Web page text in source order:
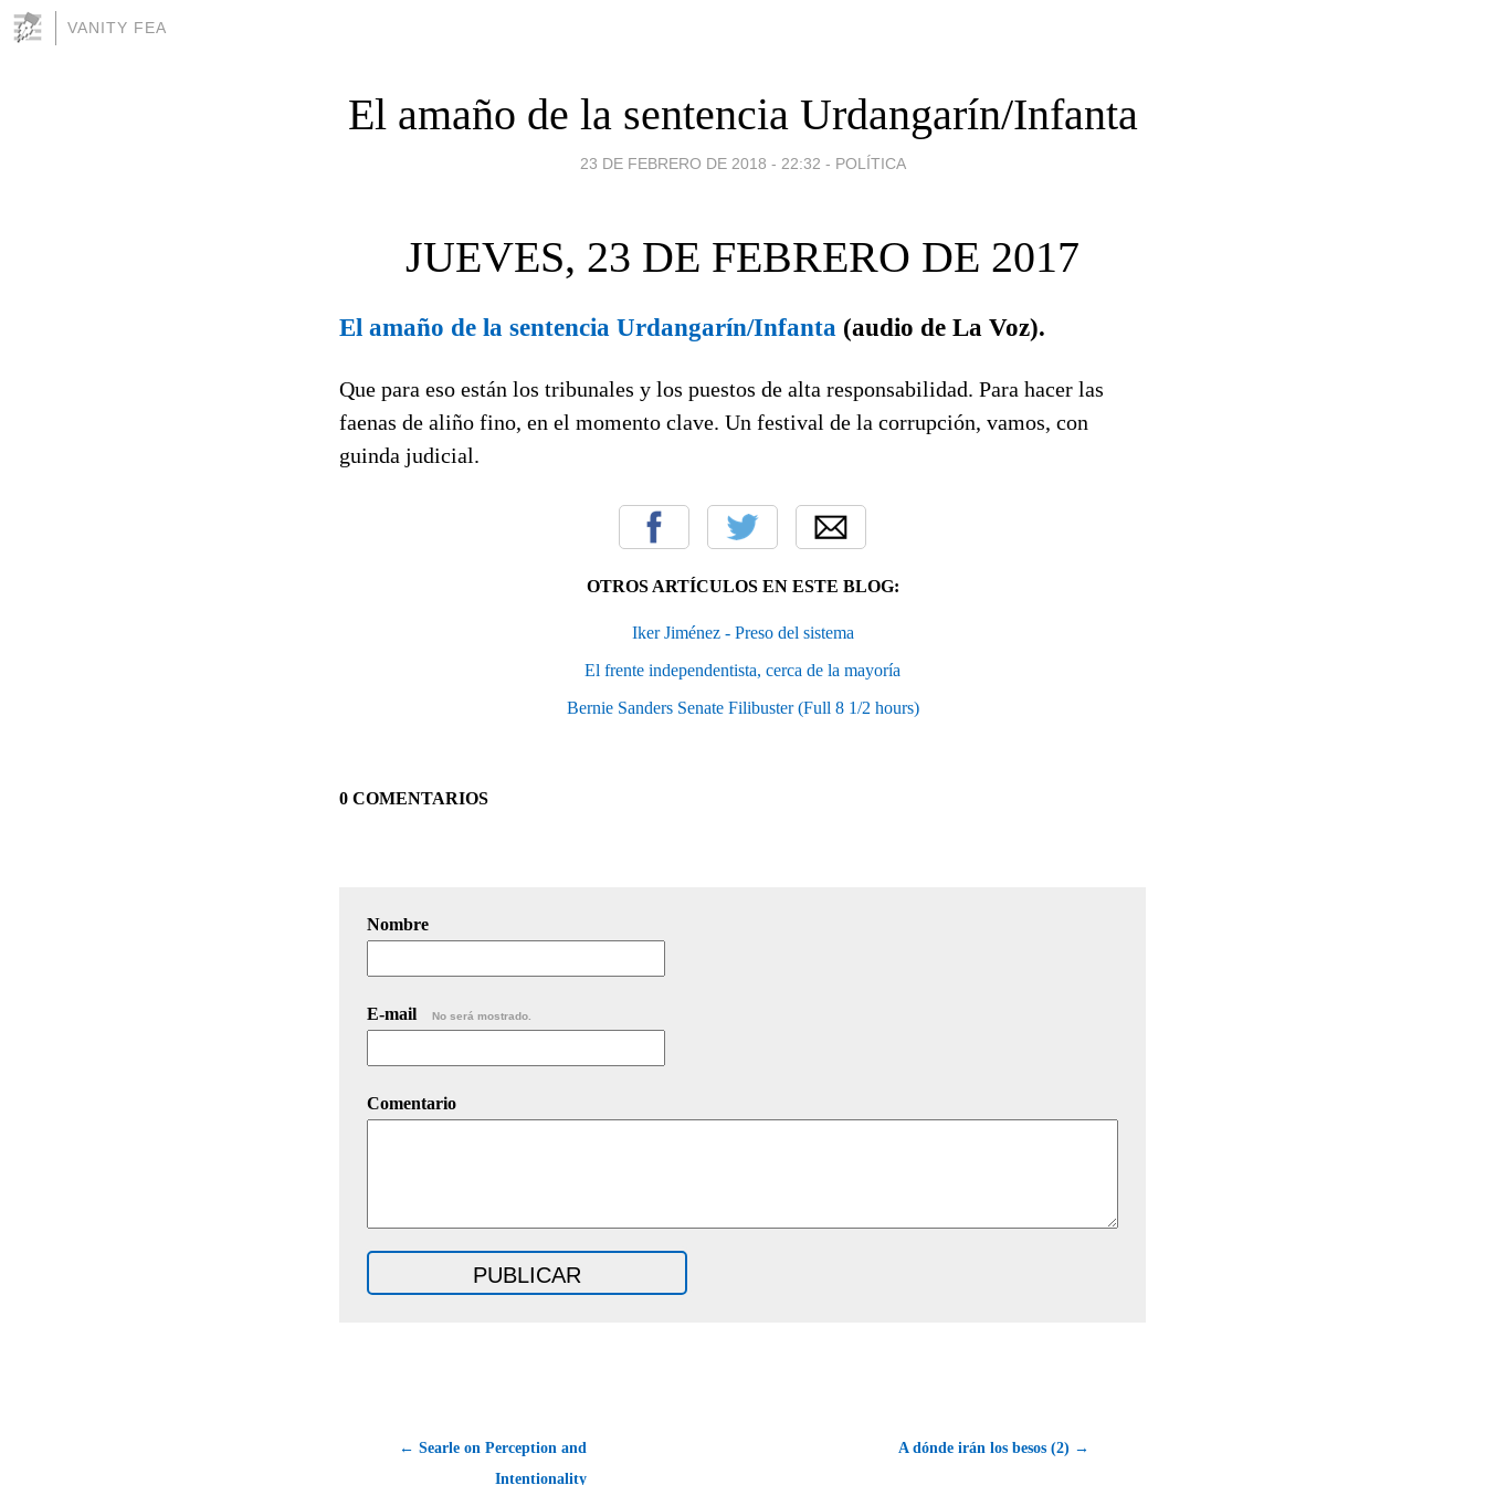
VANITY FEA
El amaño de la sentencia Urdangarín/Infanta
23 DE FEBRERO DE 2018 - 22:32 - POLÍTICA
JUEVES, 23 DE FEBRERO DE 2017
El amaño de la sentencia Urdangarín/Infanta (audio de La Voz).
Que para eso están los tribunales y los puestos de alta responsabilidad. Para hacer las
faenas de aliño fino, en el momento clave. Un festival de la corrupción, vamos, con
guinda judicial.
OTROS ARTÍCULOS EN ESTE BLOG:
Iker Jiménez - Preso del sistema
El frente independentista, cerca de la mayoría
Bernie Sanders Senate Filibuster (Full 8 1/2 hours)
0 COMENTARIOS
Nombre
E-mail No será mostrado.
Comentario
← Searle on Perception and
Intentionality
A dónde irán los besos (2) →